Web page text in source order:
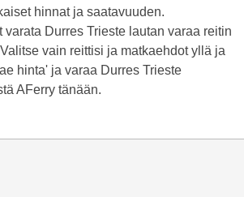
hinnat ja saatavuuden.
varata Durres Trieste lautan varaa reitin
vain reittisi ja matkaehdot yllä ja
hinta' ja varaa Durres Trieste
AFerry tänään.